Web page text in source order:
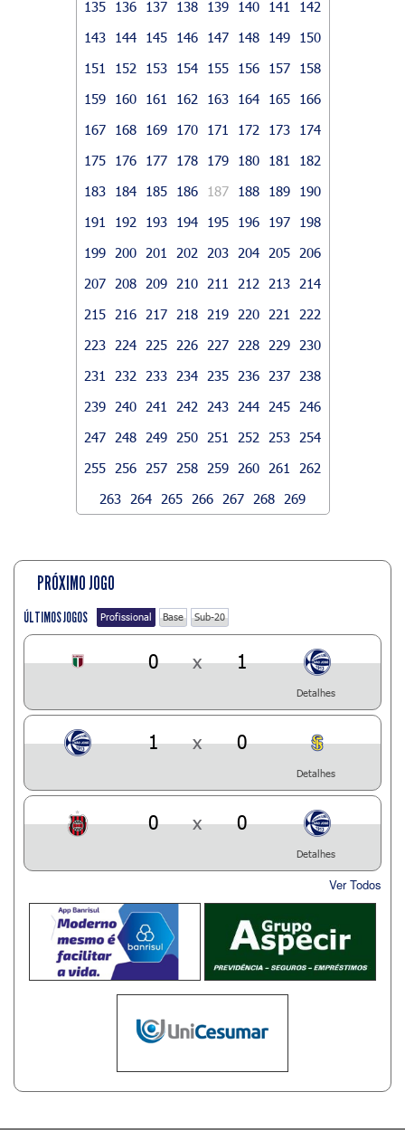
135
136 137 138 139 140 141
142
143
144 145 146 147 148 149
150
151
152 153 154 155 156 157
158
159
160 161 162 163 164 165
166
167
168 169 170 171 172 173
174
175
176 177 178 179 180 181
182
183
184 185 186 187 188 189
190
191
192 193 194 195 196 197
198
199
200 201 202 203 204 205
206
207
208 209 210 211 212 213
214
215
216 217 218 219 220 221
222
223
224 225 226 227 228 229
230
231
232 233 234 235 236 237
238
239
240 241 242 243 244 245
246
247
248 249 250 251 252 253
254
255
256 257 258 259 260 261
262
263
264 265 266 267 268 269
PRÓXIMO JOGO
ÚLTIMOS JOGOS Profissional Base Sub-20
0 x 1
Detalhes
1 x 0
Detalhes
0 x 0
Detalhes
Ver Todos